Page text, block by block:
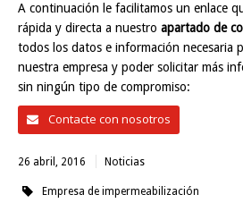
A continuación le facilitamos un enlace
rápida y directa a nuestro apartado de
todos los datos e información necesaria
nuestra empresa y poder solicitar más
sin ningún tipo de compromiso:
Contacte con nosotros
26 abril, 2016 Noticias
Empresa de impermeabilización